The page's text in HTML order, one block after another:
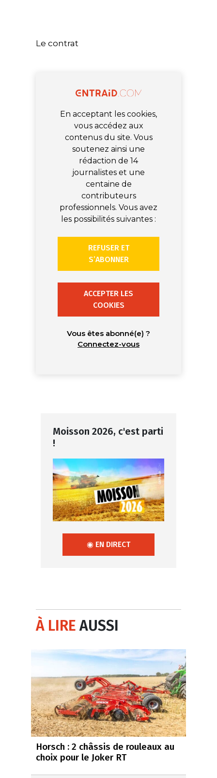
Le contrat
En acceptant les cookies,
vous accédez aux
contenus du site. Vous
soutenez ainsi une
rédaction de 14
journalistes et une
centaine de
contributeurs
professionnels. Vous avez
les possibilités suivantes :
REFUSER ET
S’ABONNER
ACCEPTER LES
COOKIES
Vous êtes abonné(e) ?
Connectez-vous
Moisson 2026, c'est parti
!
◉ EN DIRECT
À LIREAUSSI
Horsch : 2 châssis de rouleaux au
choix pour le Joker RT